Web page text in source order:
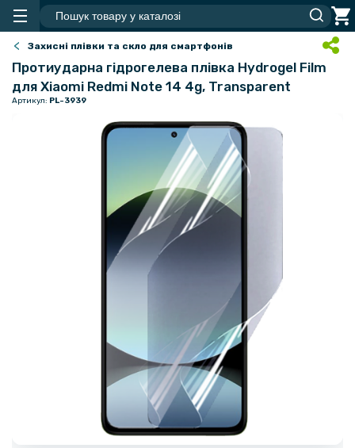
Захисні плівки та скло для смартфонів
Протиударна гідрогелева плівка Hydrogel Film
для Xiaomi Redmi Note 14 4g, Transparent
Артикул: PL-3939